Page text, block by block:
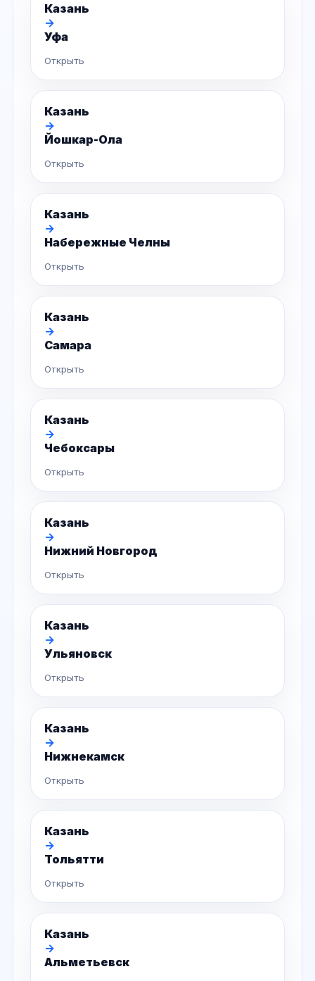
Казань
→
Уфа
Открыть
Казань
→
Йошкар-Ола
Открыть
Казань
→
Набережные Челны
Открыть
Казань
→
Самара
Открыть
Казань
→
Чебоксары
Открыть
Казань
→
Нижний Новгород
Открыть
Казань
→
Ульяновск
Открыть
Казань
→
Нижнекамск
Открыть
Казань
→
Тольятти
Открыть
Казань
→
Альметьевск